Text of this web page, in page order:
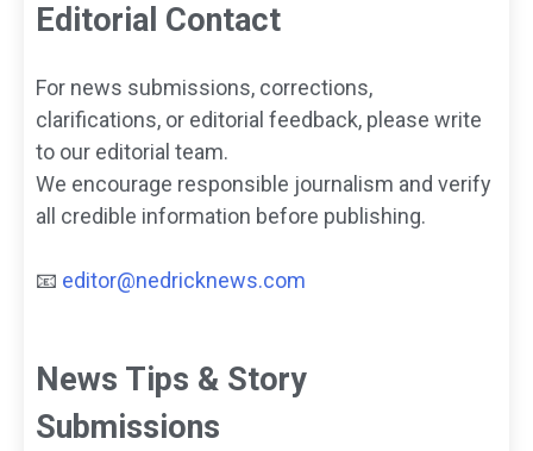
Editorial Contact
For news submissions, corrections,
clarifications, or editorial feedback, please write
to our editorial team.
We encourage responsible journalism and verify
all credible information before publishing.
📧 editor@nedricknews.com
News Tips & Story
Submissions